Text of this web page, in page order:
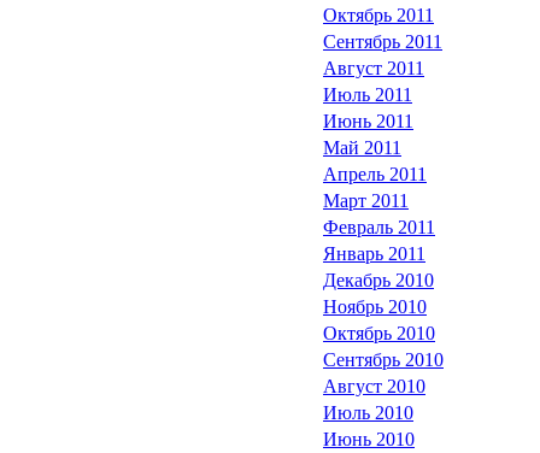
Октябрь 2011
Сентябрь 2011
Август 2011
Июль 2011
Июнь 2011
Май 2011
Апрель 2011
Март 2011
Февраль 2011
Январь 2011
Декабрь 2010
Ноябрь 2010
Октябрь 2010
Сентябрь 2010
Август 2010
Июль 2010
Июнь 2010